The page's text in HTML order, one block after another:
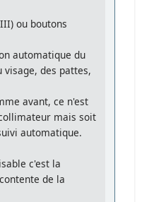
ou boutons
automatique du
des pattes,
avant, ce n'est
mais soit
automatique.
c'est la
de la